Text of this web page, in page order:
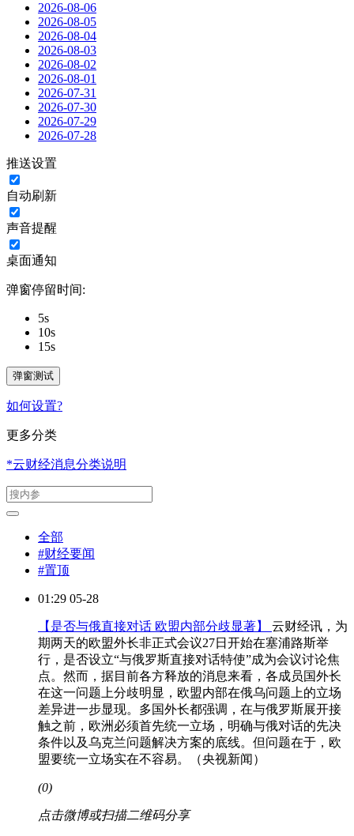
2026-08-06
2026-08-05
2026-08-04
2026-08-03
2026-08-02
2026-08-01
2026-07-31
2026-07-30
2026-07-29
2026-07-28
推送设置
自动刷新
声音提醒
桌面通知
弹窗停留时间:
5s
10s
15s
弹窗测试
如何设置?
更多分类
*云财经消息分类说明
全部
#财经要闻
#置顶
01:29 05-28
【是否与俄直接对话 欧盟内部分歧显著】 云财经讯，为
期两天的欧盟外长非正式会议27日开始在塞浦路斯举
行，是否设立“与俄罗斯直接对话特使”成为会议讨论焦
点。然而，据目前各方释放的消息来看，各成员国外长
在这一问题上分歧明显，欧盟内部在俄乌问题上的立场
差异进一步显现。多国外长都强调，在与俄罗斯展开接
触之前，欧洲必须首先统一立场，明确与俄对话的先决
条件以及乌克兰问题解决方案的底线。但问题在于，欧
盟要统一立场实在不容易。（央视新闻）
(0)
点击微博或扫描二维码分享